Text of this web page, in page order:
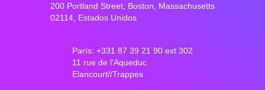
200 Portland Street, Boston, Massachusetts
02114, Estados Unidos
París: +331 87 39 21 90 ext 302
11 rue de l'Aqueduc
Elancourt//Trappes